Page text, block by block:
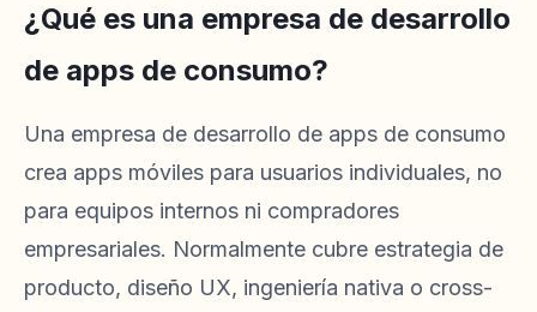
¿Qué es una empresa de desarrollo
de apps de consumo?
Una empresa de desarrollo de apps de consumo
crea apps móviles para usuarios individuales, no
para equipos internos ni compradores
empresariales. Normalmente cubre estrategia de
producto, diseño UX, ingeniería nativa o cross-